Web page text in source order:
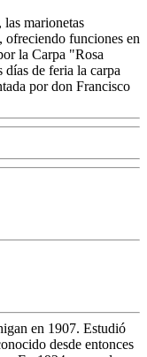
marionetas
funciones en
la Carpa "Rosa
de feria la carpa
por don Francisco
en 1907. Estudió
desde entonces